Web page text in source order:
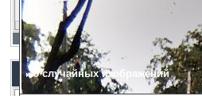
5 случайных изображений